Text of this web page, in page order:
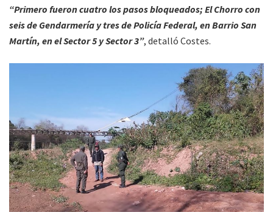
“Primero fueron cuatro los pasos bloqueados; El Chorro con
seis de Gendarmería y tres de Policía Federal, en Barrio San
Martín, en el Sector 5 y Sector 3”, detalló Costes.